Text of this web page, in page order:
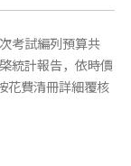
考試編列預算共
統計報告，依時價
花費清冊詳細覆核